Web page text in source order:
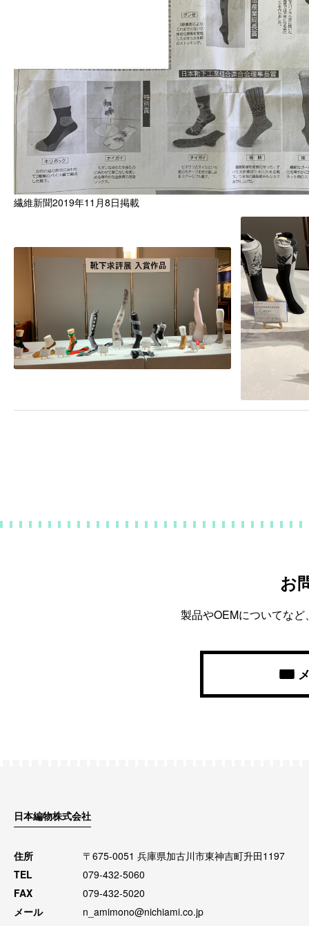
繊維新聞2019年11月8日掲載
お
製品やOEMについてな
日本編物株式会社
住所
〒675-0051 兵庫県加古川市東神吉町升田1197
TEL
079-432-5060
FAX
079-432-5020
メール
n_amimono@nichiami.co.jp